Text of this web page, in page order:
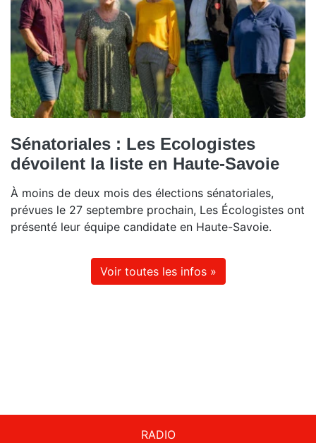
Sénatoriales : Les Ecologistes
dévoilent la liste en Haute-Savoie
À moins de deux mois des élections sénatoriales,
prévues le 27 septembre prochain, Les Écologistes ont
présenté leur équipe candidate en Haute-Savoie.
Voir toutes les infos »
RADIO